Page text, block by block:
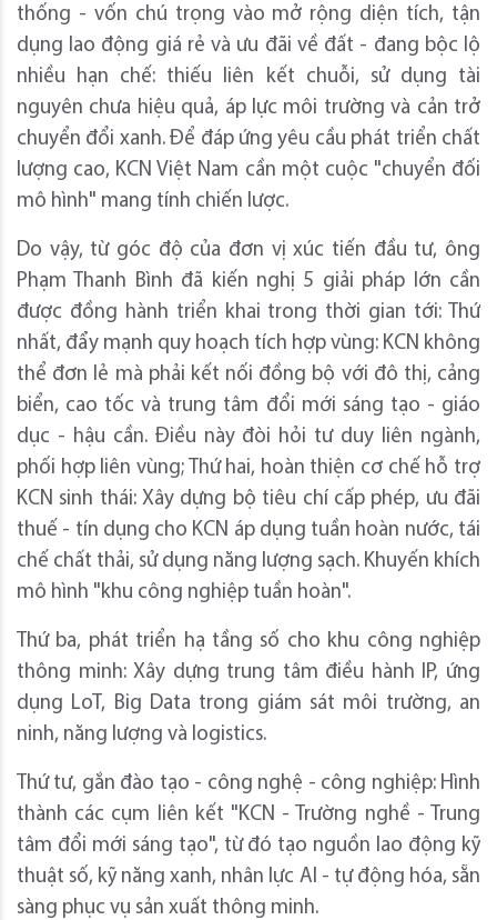
thống - vốn chú trọng vào mở rộng diện tích, tận
dụng lao động giá rẻ và ưu đãi về đất - đang bộc lộ
nhiều hạn chế: thiếu liên kết chuỗi, sử dụng tài
nguyên chưa hiệu quả, áp lực môi trường và cản trở
chuyển đổi xanh. Để đáp ứng yêu cầu phát triển chất
lượng cao, KCN Việt Nam cần một cuộc "chuyển đối
mô hình" mang tính chiến lược.
Do vậy, từ góc độ của đơn vị xúc tiến đầu tư, ông
Phạm Thanh Bình đã kiến nghị 5 giải pháp lớn cần
được đồng hành triển khai trong thời gian tới: Thứ
nhất, đẩy mạnh quy hoạch tích hợp vùng: KCN không
thể đơn lẻ mà phải kết nối đồng bộ với đô thị, cảng
biển, cao tốc và trung tâm đổi mới sáng tạo - giáo
dục - hậu cần. Điều này đòi hỏi tư duy liên ngành,
phối hợp liên vùng; Thứ hai, hoàn thiện cơ chế hỗ trợ
KCN sinh thái: Xây dựng bộ tiêu chí cấp phép, ưu đãi
thuế - tín dụng cho KCN áp dụng tuần hoàn nước, tái
chế chất thải, sử dụng năng lượng sạch. Khuyến khích
mô hình "khu công nghiệp tuần hoàn".
Thứ ba, phát triển hạ tầng số cho khu công nghiệp
thông minh: Xây dựng trung tâm điều hành IP, ứng
dụng LoT, Big Data trong giám sát môi trường, an
ninh, năng lượng và logistics.
Thứ tư, gắn đào tạo - công nghệ - công nghiệp: Hình
thành các cụm liên kết "KCN - Trường nghề - Trung
tâm đổi mới sáng tạo", từ đó tạo nguồn lao động kỹ
thuật số, kỹ năng xanh, nhân lực AI - tự động hóa, sẵn
sàng phục vụ sản xuất thông minh.